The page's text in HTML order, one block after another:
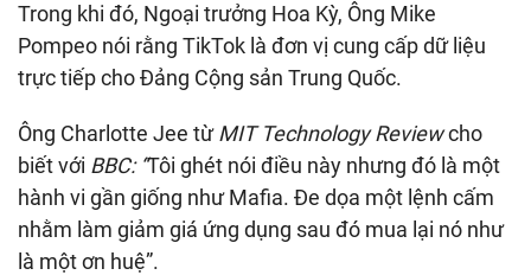
Trong khi đó, Ngoại trưởng Hoa Kỳ, Ông Mike
Pompeo nói rằng TikTok là đơn vị cung cấp dữ liệu
trực tiếp cho Đảng Cộng sản Trung Quốc.
Ông Charlotte Jee từMIT Technology Reviewcho
biết với BBC: “Tôi ghét nói điều này nhưng đó là một
hành vi gần giống như Mafia. Đe dọa một lệnh cấm
nhằm làm giảm giá ứng dụng sau đó mua lại nó như
là một ơn huệ”.